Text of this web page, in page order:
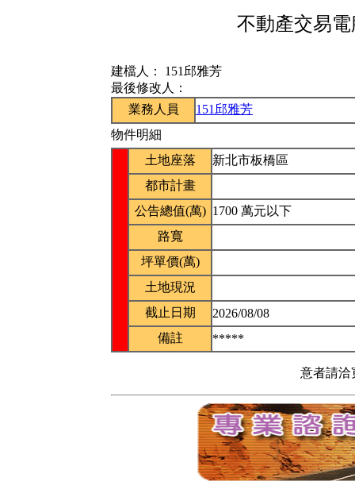
不動產交易
建檔人： 151邱雅芳
最後修改人：
業務人員
151邱雅芳
物件明細
土地座落
新北市板橋區
都市計畫
公告總值(萬) 1700 萬元以下
路寬
坪單價(萬)
土地現況
截止日期
2026/08/08
備註
*****
意者請洽